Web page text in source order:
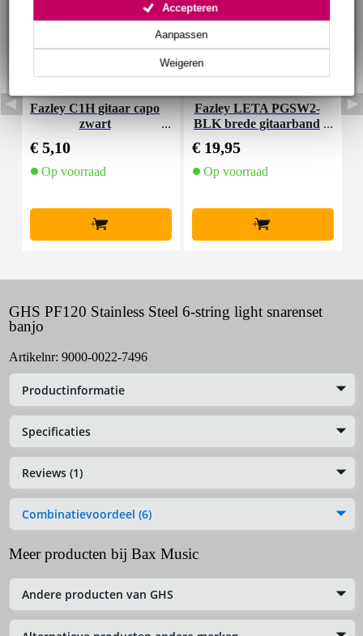
Weigeren
Aanpassen
Accepteren
Fazley C1H gitaar capo
zwart
€ 5,10
Op voorraad
+
Fazley LETA PGSW2-
BLK brede gitaarband
€ 19,95
Op voorraad
+
GHS PF120 Stainless Steel 6-string light snarenset
banjo
Artikelnr: 9000-0022-7496
Productinformatie
Specificaties
Reviews (1)
Combinatievoordeel (6)
Meer producten bij Bax Music
Andere producten van GHS